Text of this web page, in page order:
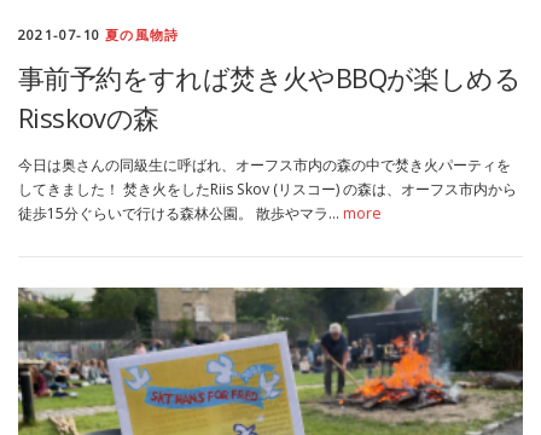
2021-07-10夏の風物詩
事前予約をすれば焚き火やBBQが楽しめる
Risskovの森
今日は奥さんの同級生に呼ばれ、オーフス市内の森の中で焚き火パーティを
してきました！ 焚き火をしたRiis Skov (リスコー) の森は、オーフス市内から
徒歩15分ぐらいで行ける森林公園。 散歩やマラ… more